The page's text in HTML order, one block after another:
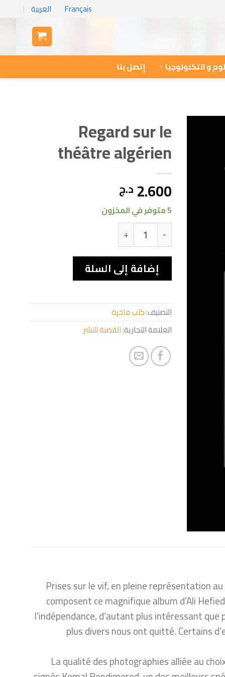
Français العربية
و التكنولوجيا إتصل بنا
Regard sur le
théâtre algérien
2.600 د.ج
5 متوفر في المخزون
إضافة إلى السلة
التصنيف:كتب فاخرة
العلامة التجارية:القصبة للنشر
Prises sur le vif, en pleine représentation
composent ce magnifique album d’Ali
l’indépendance, d’autant plus intéressant
plus divers nous ont quitté. Certains
La qualité des photographies alliée au